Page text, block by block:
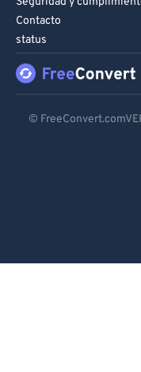
Contacto
status
©